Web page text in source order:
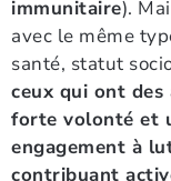
immunitaire).
avec le même
santé, statut
ceux qui ont
forte volonté et
engagement à
contribuant